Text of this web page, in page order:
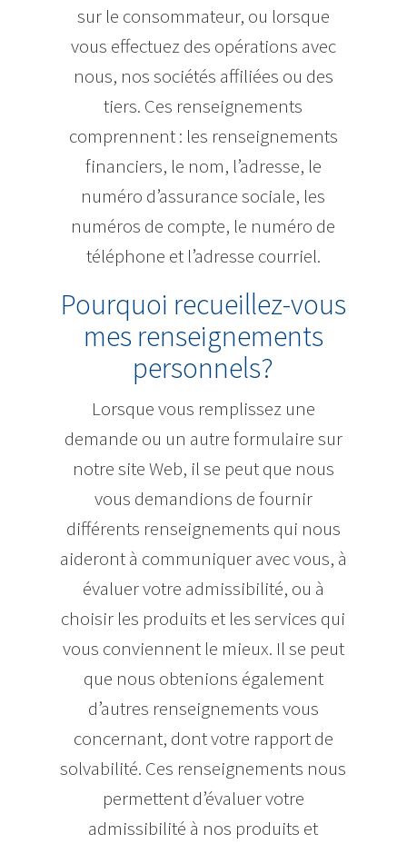
sur le consommateur, ou lorsque
vous effectuez des opérations avec
nous, nos sociétés affiliées ou des
tiers. Ces renseignements
comprennent : les renseignements
financiers, le nom, l’adresse, le
numéro d’assurance sociale, les
numéros de compte, le numéro de
téléphone et l’adresse courriel.
Pourquoi recueillez-vous
mes renseignements
personnels?
Lorsque vous remplissez une
demande ou un autre formulaire sur
notre site Web, il se peut que nous
vous demandions de fournir
différents renseignements qui nous
aideront à communiquer avec vous, à
évaluer votre admissibilité, ou à
choisir les produits et les services qui
vous conviennent le mieux. Il se peut
que nous obtenions également
d’autres renseignements vous
concernant, dont votre rapport de
solvabilité. Ces renseignements nous
permettent d’évaluer votre
admissibilité à nos produits et